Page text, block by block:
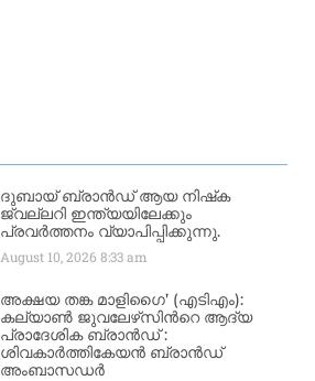
ദുബായ് ബ്രാൻഡ് ആയ നിഷ്‌ക
ജ്വല്ലറി ഇന്ത്യയിലേക്കും
പ്രവർത്തനം വ്യാപിപ്പിക്കുന്നു.
August 10, 20268:33 am
അക്ഷയ തങ്ക മാളിഗൈ’ (എടിഎം):
കല്യാണ്‍ ജുവലേഴ്‌സിന്‍റെ ആദ്യ
പ്രാദേശിക ബ്രാന്‍ഡ് :
ശിവകാര്‍ത്തികേയന്‍ ബ്രാന്‍ഡ്
അംബാസഡര്‍